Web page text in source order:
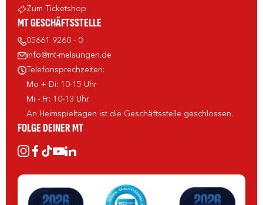
Zum Ticketshop
MT GESCHÄFTSSTELLE
05661 9260 - 0
info@mt-melsungen.de
Telefonsprechzeiten:
Mo + Di: 10-15 Uhr
Mi - Fr: 10-13 Uhr
An Heimspieltagen ist die Geschäftsstelle geschlossen.
FOLGE DEINER MT